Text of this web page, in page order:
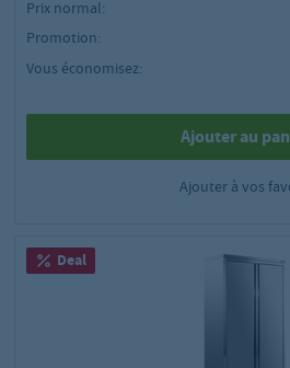
Prix normal:
Promotion:
Vous économisez:
Ajouter au
Ajouter à vos
Deal